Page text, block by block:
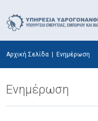
Αρχική Σελίδα Ενημέρωση
Ενημέρωση